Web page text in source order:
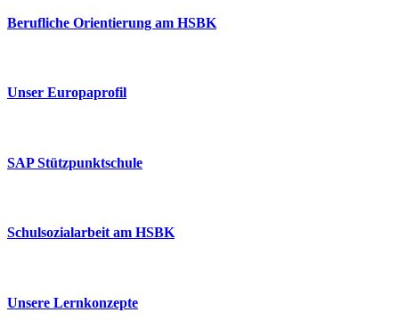
Berufliche Orientierung am HSBK
Unser Europaprofil
SAP Stützpunktschule
Schulsozialarbeit am HSBK
Unsere Lernkonzepte